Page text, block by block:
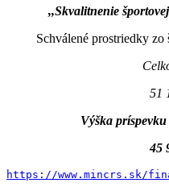
,,Skvalitnenie
Schválené prostriedky
51
Výška
45
https://www.mincrs.sk/